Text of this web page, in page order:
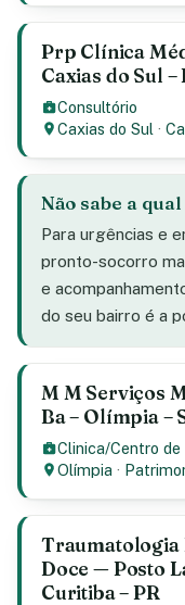
Prp Clínica
Caxias do Sul –
Consultório
Caxias do Sul ·
Não sabe a
Para urgências e
pronto-socorro
e
do seu bairro é a
M M Serviços
Ba – Olímpia –
Clinica/Centro de
Olímpia ·
Traumatologia
Doce — Posto
Curitiba – PR